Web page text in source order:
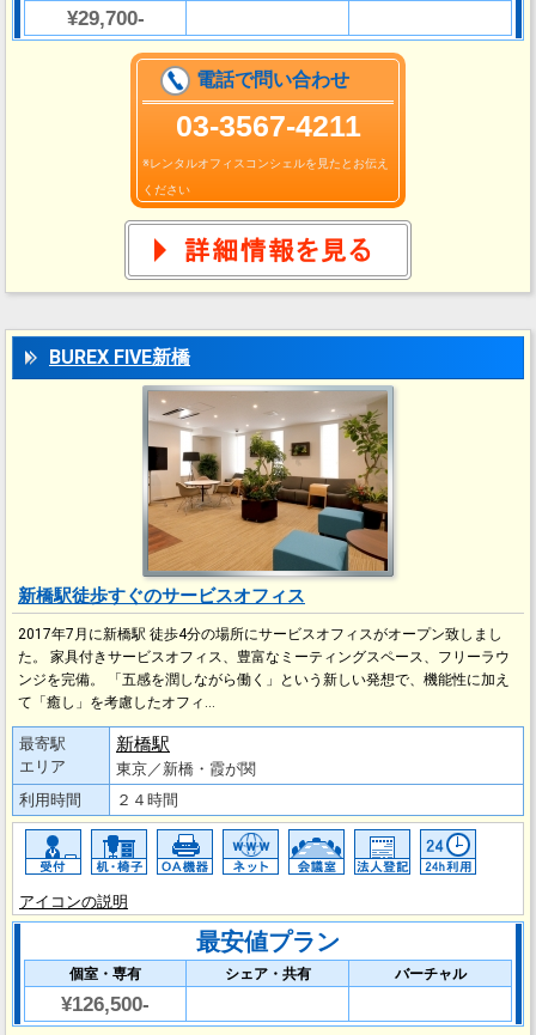
¥29,700-
電話で問い合わせ
03-3567-4211
※レンタルオフィスコンシェルを見たとお伝え
ください
BUREX FIVE新橋
新橋駅徒歩すぐのサービスオフィス
2017年7月に新橋駅 徒歩4分の場所にサービスオフィスがオープン致しまし
た。 家具付きサービスオフィス、豊富なミーティングスペース、フリーラウ
ンジを完備。 「五感を潤しながら働く」という新しい発想で、機能性に加え
て「癒し」を考慮したオフィ…
最寄駅
エリア
新橋駅
東京／新橋・霞が関
利用時間
２４時間
アイコンの説明
最安値プラン
個室・専有 シェア・共有 バーチャル
¥126,500-